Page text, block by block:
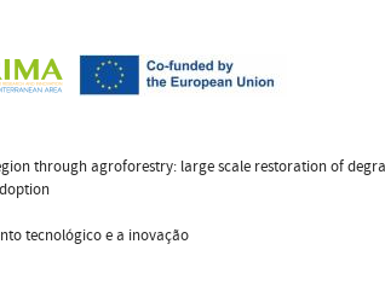
through agroforestry: large scale restoration of
tecnológico e a inovação